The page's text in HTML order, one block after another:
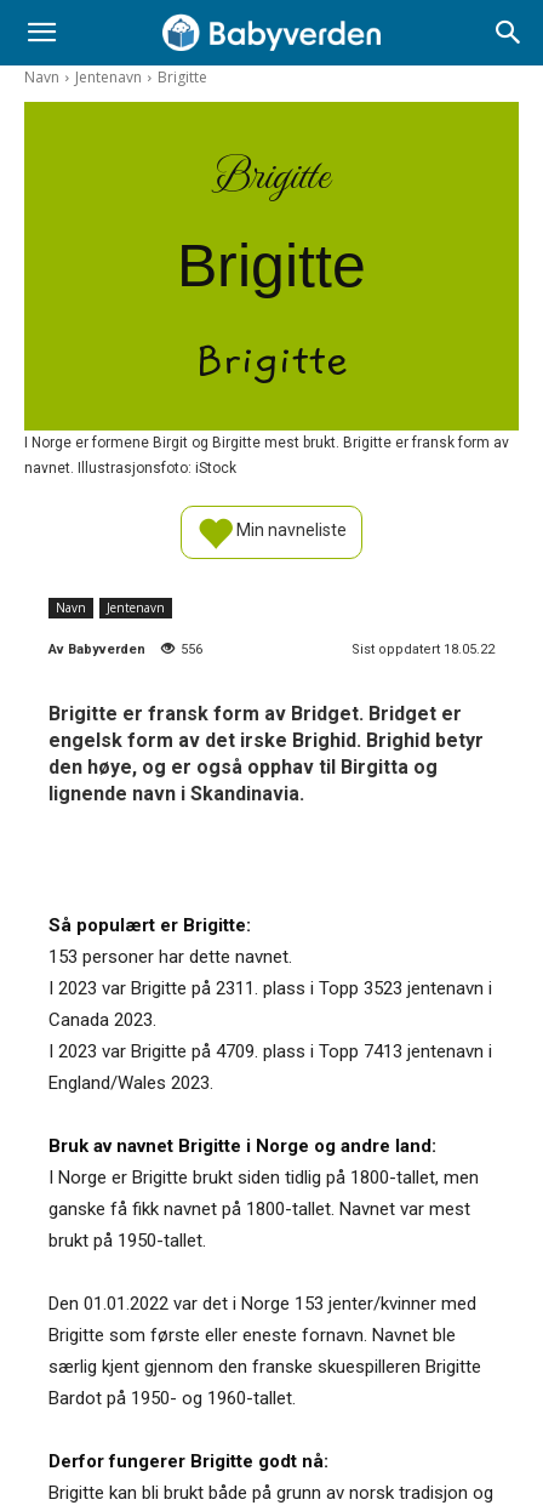
Navn Jentenavn Brigitte
Brigitte
Brigitte
Brigitte
I Norge er formene Birgit og Birgitte mest brukt. Brigitte er fransk form av
navnet. Illustrasjonsfoto: iStock
Min navneliste
Navn Jentenavn
Av Babyverden 556 Sist oppdatert 18.05.22
Brigitte er fransk form av Bridget. Bridget er
engelsk form av det irske Brighid. Brighid betyr
den høye, og er også opphav til Birgitta og
lignende navn i Skandinavia.
Så populært er Brigitte:
153 personer har dette navnet.
I 2023 var Brigitte på 2311. plass i Topp 3523 jentenavn i
Canada 2023.
I 2023 var Brigitte på 4709. plass i Topp 7413 jentenavn i
England/Wales 2023.
Bruk av navnet Brigitte i Norge og andre land:
I Norge er Brigitte brukt siden tidlig på 1800-tallet, men
ganske få fikk navnet på 1800-tallet. Navnet var mest
brukt på 1950-tallet.
Den 01.01.2022 var det i Norge 153 jenter/kvinner med
Brigitte som første eller eneste fornavn. Navnet ble
særlig kjent gjennom den franske skuespilleren Brigitte
Bardot på 1950- og 1960-tallet.
Derfor fungerer Brigitte godt nå:
Brigitte kan bli brukt både på grunn av norsk tradisjon og